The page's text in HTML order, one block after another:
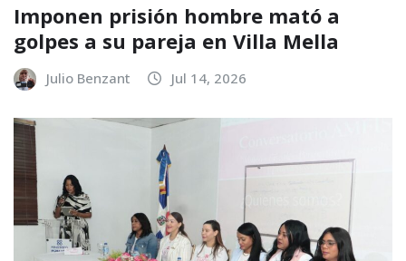
Imponen prisión hombre mató a
golpes a su pareja en Villa Mella
Julio Benzant Jul 14, 2026